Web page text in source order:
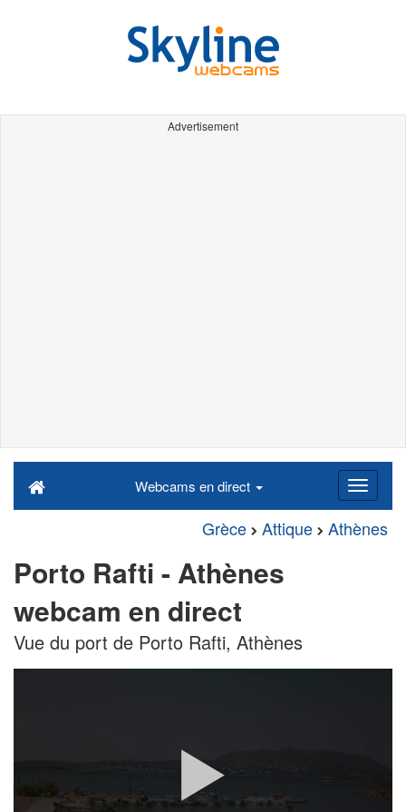
Advertisement
Webcams en direct
Grèce Attique Athènes
Porto Rafti - Athènes
webcam en direct
Vue du port de Porto Rafti, Athènes